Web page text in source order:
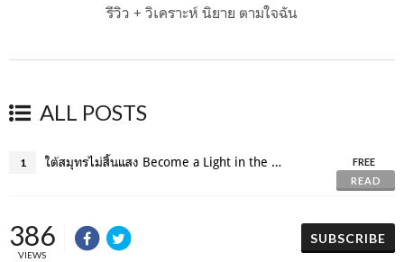
รีวิว + วิเคราะห์ นิยาย ตามใจฉัน
ALL POSTS
1 ใต้สมุทรไม่สิ้นแสง Become a Light in the Dark Sea 어두운 바다의 등불이 되어 โดย Soft coral
FREE
READ
386
VIEWS
SUBSCRIBE